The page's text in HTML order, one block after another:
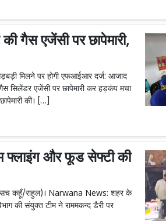
गैस एजेंसी पर छापेमारी,
मिलने पर होगी एफआईआर दर्ज: आजाद
सिलेंडर एजेंसी पर छापेमारी कर हड़कंप मचा
की। […]
फ्लाइंग और फूड सेफ्टी की
कहूँ/राहुल)। Narwana News: शहर के
की संयुक्त टीम ने राममकन्द डैरी पर